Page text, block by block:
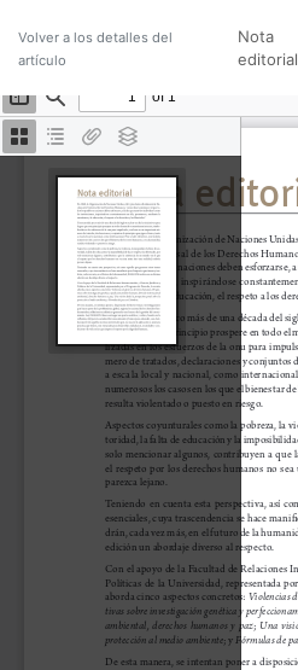
Volver a los detalles del
artículo
Nota
editorial